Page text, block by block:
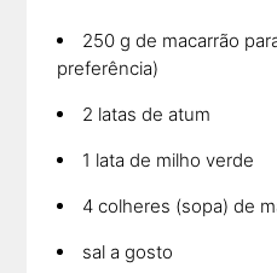
250 g de macarrão
preferência)
2 latas de atum
1 lata de milho verde
4 colheres (sopa) de
sal a gosto